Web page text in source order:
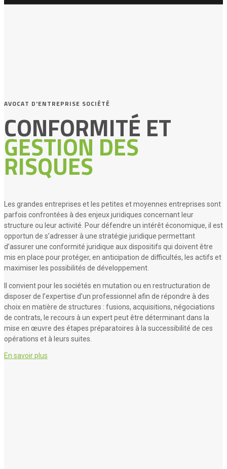
AVOCAT D'ENTREPRISE SOCIÉTÉ
CONFORMITÉ ET
GESTION DES
RISQUES
Les grandes entreprises et les petites et moyennes entreprises sont
parfois confrontées à des enjeux juridiques concernant leur
structure ou leur activité. Pour défendre un intérêt économique, il est
opportun de s’adresser à une stratégie juridique permettant
d’assurer une conformité juridique aux dispositifs qui doivent être
mis en place pour protéger, en anticipation de difficultés, les actifs et
maximiser les possibilités de développement.
Il convient pour les sociétés en mutation ou en restructuration de
disposer de l’expertise d’un professionnel afin de répondre à des
choix en matière de structures : fusions, acquisitions, négociations
de contrats, le recours à un expert peut être déterminant dans la
mise en œuvre des étapes préparatoires à la successibilité de ces
opérations et à leurs suites.
En savoir plus